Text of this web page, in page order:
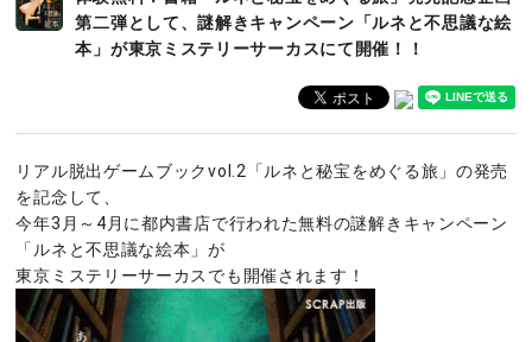
第二弾として、謎解きキャンペーン「ルネと不思議な絵
本」が東京ミステリーサーカスにて開催！！
リアル脱出ゲームブックvol.2「ルネと秘宝をめぐる旅」の発売
を記念して、
今年3月～4月に都内書店で行われた無料の謎解きキャンペーン
「ルネと不思議な絵本」が
東京ミステリーサーカスでも開催されます！